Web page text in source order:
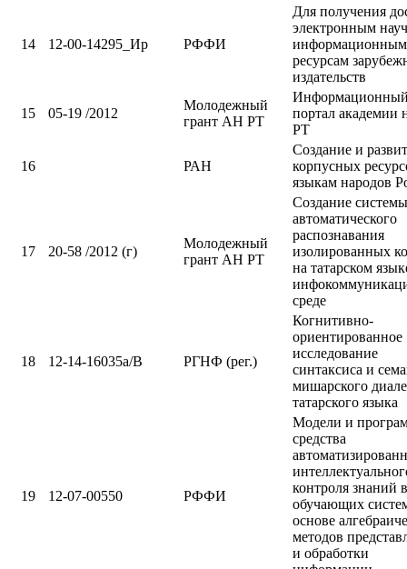
14 12-00-14295_Ир РФФИ
Для получения
электронным
информационным
ресурсам
издательств
15 05-19 /2012
Молодежный
грант АН РТ
портал академии
РТ
16 РАН
Создание и
корпусных
языкам народов
17 20-58 /2012 (г)
Молодежный
грант АН РТ
Создание системы
автоматического
распознавания
изолированных
на татарском
среде
18 12-14-16035а/В РГНФ (рег.)
Когнитивно-
ориентированное
исследование
синтаксиса и
мишарского
татарского языка
19 12-07-00550 РФФИ
Модели и
средства
контроля знаний в
обучающих
основе
методов
и обработки